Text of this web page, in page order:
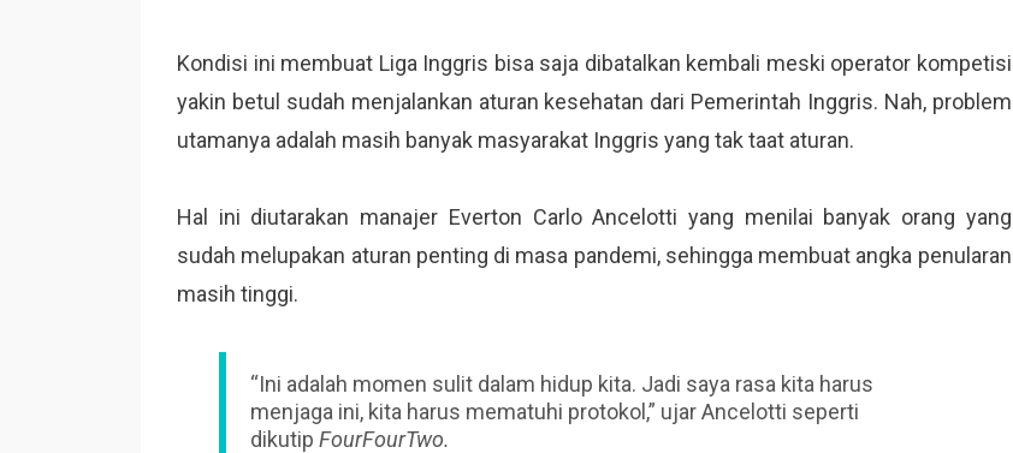
Kondisi ini membuat Liga Inggris bisa saja dibatalkan kembali meski operator kompetisi
yakin betul sudah menjalankan aturan kesehatan dari Pemerintah Inggris. Nah, problem
utamanya adalah masih banyak masyarakat Inggris yang tak taat aturan.
Hal ini diutarakan manajer Everton Carlo Ancelotti yang menilai banyak orang yang
sudah melupakan aturan penting di masa pandemi, sehingga membuat angka penularan
masih tinggi.
“Ini adalah momen sulit dalam hidup kita. Jadi saya rasa kita harus
menjaga ini, kita harus mematuhi protokol,” ujar Ancelotti seperti
dikutip FourFourTwo.